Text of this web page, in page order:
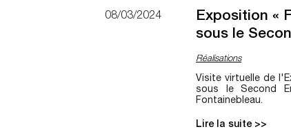
08/03/2024
Exposition «
sous le
Réalisations
Visite virtuelle de
sous le Second
Fontainebleau.
Lire la suite >>